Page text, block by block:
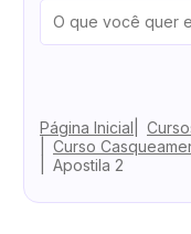
Página Inicial
Curso
Apostila 2